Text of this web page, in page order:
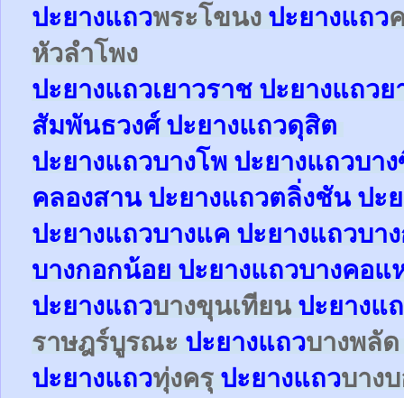
ปะยางแถวพระโขนง ปะยางแถว
หัวลำโพง
ปะยางแถวเยาวราช ปะยางแถวย
สัมพันธวงศ์ปะยางแถวดุสิต
ปะยางแถวบางโพ ปะยางแถวบา
คลองสาน ปะยางแถวตลิ่งชัน ปะ
ปะยางแถวบางแค ปะยางแถวบา
บางกอกน้อย ปะยางแถวบางคอแ
ปะยางแถวบางขุนเทียน ปะยางแ
ราษฎร์บูรณะ ปะยางแถวบางพลั
ปะยางแถวทุ่งครุ ปะยางแถวบาง